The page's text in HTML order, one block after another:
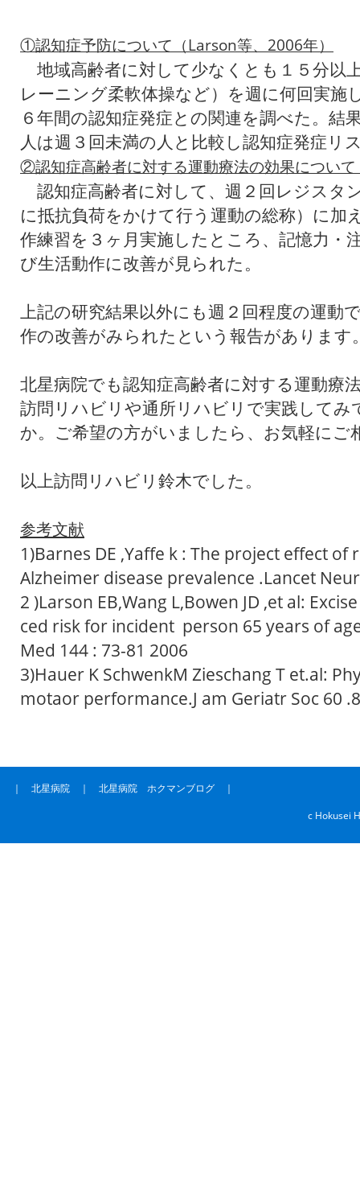
①認知症予防について（Larson等、 2006年）
地域高齢者に対して少なくとも１５分以
レーニング柔軟体操など）を週に何回実施
６年間の認知症発症との関連を調べた。結
人は週３回未満の人と比較し認知症発症リ
②認知症高齢者に対する運動療法の効果について
認知症高齢者に対して、週２回レジスタ
に抵抗負荷をかけて行う運動の総称）に加
作練習を３ヶ月実施したところ、記憶力・
び生活動作に改善が見られた。
上記の研究結果以外にも週２回程度の運動
作の改善がみられたという報告があります
北星病院でも認知症高齢者に対する運動療
訪問リハビリや通所リハビリで実践して
か。ご希望の方がいましたら、お気軽にご
以上訪問リハビリ鈴木でした。
参考文献
1)Barnes DE ,Yaffe k : The project effect
Alzheimer disease prevalence .Lancet
2 )Larson EB,Wang L,Bowen JD ,et al:
ced risk for incident person 65 years of
Med 144 : 73-81 2006
3)Hauer K SchwenkM Zieschang T et.al:
motaor performance.J am Geriatr Soc 60
｜ 北星病院 ｜ 北星病院 ホクマンブログ ｜
c Hokusei